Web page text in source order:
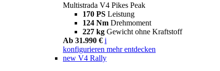
Multistrada V4 Pikes Peak
170 PS Leistung
124 Nm Drehmoment
227 kg Gewicht ohne Kraftstoff
Ab 31.990 € i
konfigurieren mehr entdecken
new V4 Rally